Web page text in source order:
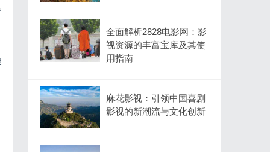
全面解析2828电影网：影
视资源的丰富宝库及其使
用指南
麻花影视：引领中国喜剧
影视的新潮流与文化创新